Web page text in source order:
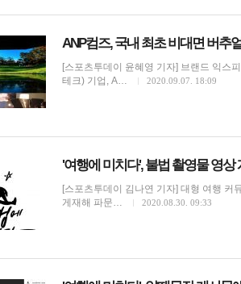
ANP컴즈, 국내 최초 비대면 버추
[스포츠투데이 윤혜영 기자] 브랜드 익스
테크) 기업, A…
2020.09.07. 18:09
'여행에 미치다', 불법 촬영물 영
[스포츠투데이 김나연 기자] 대형 여행 커
게재해 파문…
2020.08.30. 09:33